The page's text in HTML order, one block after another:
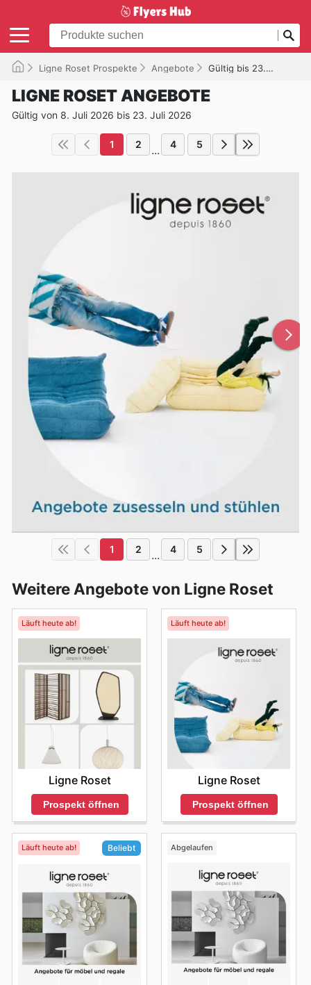
Ligne Roset Prospekte Angebote Gültig bis 23.07.2026
LIGNE ROSET ANGEBOTE
Gültig von 8. Juli 2026 bis 23. Juli 2026
1 2 ... 4 5
1 2 ... 4 5
Weitere Angebote von Ligne Roset
Läuft heute ab!
Ligne Roset
Prospekt öffnen
Läuft heute ab!
Ligne Roset
Prospekt öffnen
Läuft heute ab! Beliebt Abgelaufen